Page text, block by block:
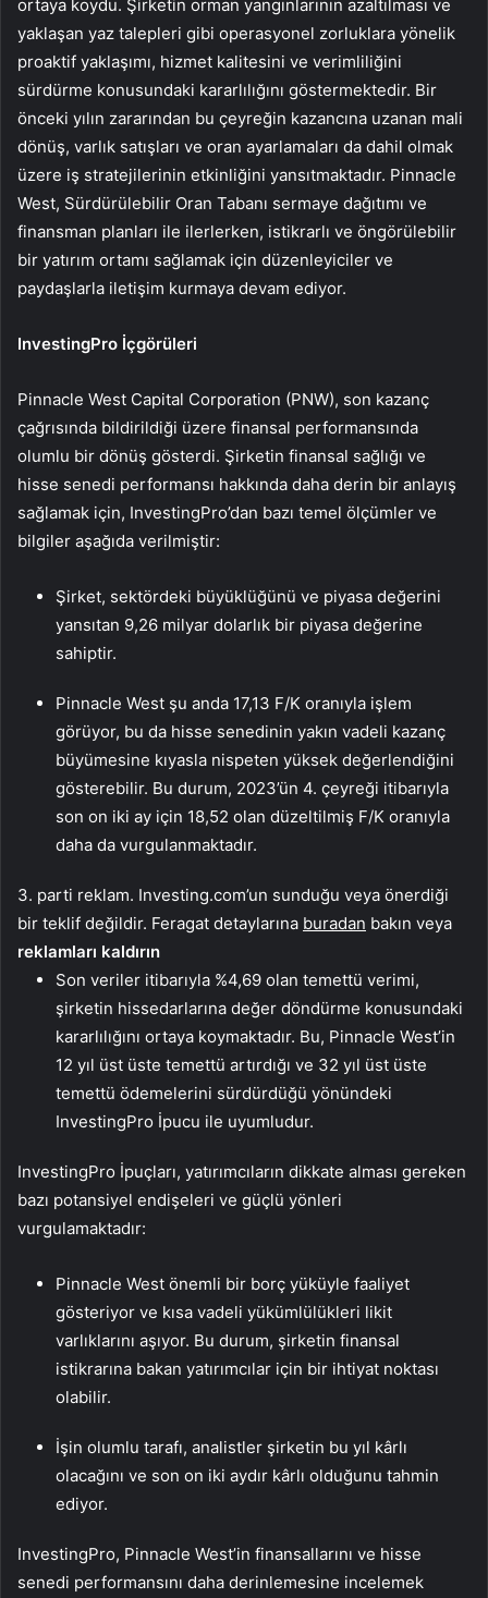
ortaya koydu. Şirketin orman yangınlarının azaltılması ve
yaklaşan yaz talepleri gibi operasyonel zorluklara yönelik
proaktif yaklaşımı, hizmet kalitesini ve verimliliğini
sürdürme konusundaki kararlılığını göstermektedir. Bir
önceki yılın zararından bu çeyreğin kazancına uzanan mali
dönüş, varlık satışları ve oran ayarlamaları da dahil olmak
üzere iş stratejilerinin etkinliğini yansıtmaktadır. Pinnacle
West, Sürdürülebilir Oran Tabanı sermaye dağıtımı ve
finansman planları ile ilerlerken, istikrarlı ve öngörülebilir
bir yatırım ortamı sağlamak için düzenleyiciler ve
paydaşlarla iletişim kurmaya devam ediyor.
InvestingPro İçgörüleri
Pinnacle West Capital Corporation (PNW), son kazanç
çağrısında bildirildiği üzere finansal performansında
olumlu bir dönüş gösterdi. Şirketin finansal sağlığı ve
hisse senedi performansı hakkında daha derin bir anlayış
sağlamak için, InvestingPro’dan bazı temel ölçümler ve
bilgiler aşağıda verilmiştir:
Şirket, sektördeki büyüklüğünü ve piyasa değerini
yansıtan 9,26 milyar dolarlık bir piyasa değerine
sahiptir.
Pinnacle West şu anda 17,13 F/K oranıyla işlem
görüyor, bu da hisse senedinin yakın vadeli kazanç
büyümesine kıyasla nispeten yüksek değerlendiğini
gösterebilir. Bu durum, 2023’ün 4. çeyreği itibarıyla
son on iki ay için 18,52 olan düzeltilmiş F/K oranıyla
daha da vurgulanmaktadır.
3. parti reklam. Investing.com’un sunduğu veya önerdiği
bir teklif değildir. Feragat detaylarına buradan bakın veya
reklamları kaldırın
Son veriler itibarıyla %4,69 olan temettü verimi,
şirketin hissedarlarına değer döndürme konusundaki
kararlılığını ortaya koymaktadır. Bu, Pinnacle West’in
12 yıl üst üste temettü artırdığı ve 32 yıl üst üste
temettü ödemelerini sürdürdüğü yönündeki
InvestingPro İpucu ile uyumludur.
InvestingPro İpuçları, yatırımcıların dikkate alması gereken
bazı potansiyel endişeleri ve güçlü yönleri
vurgulamaktadır:
Pinnacle West önemli bir borç yüküyle faaliyet
gösteriyor ve kısa vadeli yükümlülükleri likit
varlıklarını aşıyor. Bu durum, şirketin finansal
istikrarına bakan yatırımcılar için bir ihtiyat noktası
olabilir.
İşin olumlu tarafı, analistler şirketin bu yıl kârlı
olacağını ve son on iki aydır kârlı olduğunu tahmin
ediyor.
InvestingPro, Pinnacle West’in finansallarını ve hisse
senedi performansını daha derinlemesine incelemek